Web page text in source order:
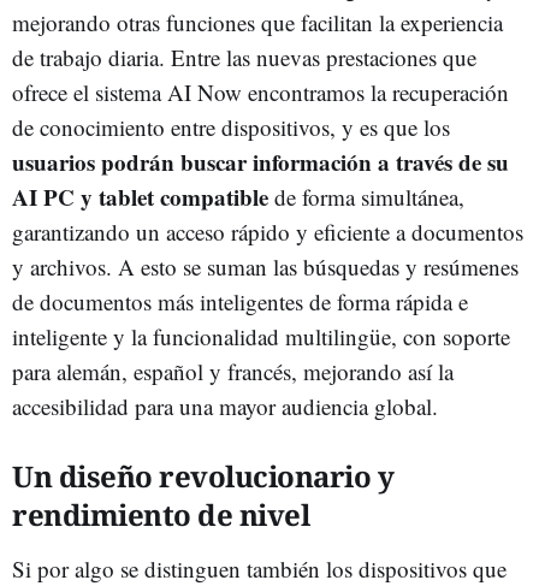
mejorando otras funciones que facilitan la experiencia
de trabajo diaria. Entre las nuevas prestaciones que
ofrece el sistema AI Now encontramos la recuperación
de conocimiento entre dispositivos, y es que los
usuarios podrán buscar información a través de su
AI PC y tablet compatible de forma simultánea,
garantizando un acceso rápido y eficiente a documentos
y archivos. A esto se suman las búsquedas y resúmenes
de documentos más inteligentes de forma rápida e
inteligente y la funcionalidad multilingüe, con soporte
para alemán, español y francés, mejorando así la
accesibilidad para una mayor audiencia global.
Un diseño revolucionario y
rendimiento de nivel
Si por algo se distinguen también los dispositivos que